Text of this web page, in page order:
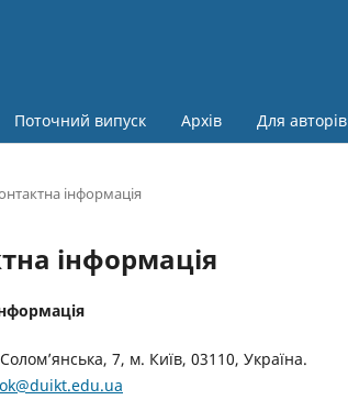
Поточний випуск Архів Для авторів
інформація
інформація
7, м. Київ, 03110, Україна.